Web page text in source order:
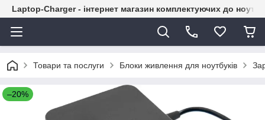
Laptop-Charger - інтернет магазин комплектуючих до
Товари та послуги Блоки живлення для ноутбуків
–20%